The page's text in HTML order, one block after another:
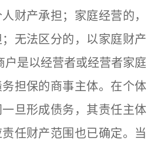
财产承担；家庭经营的，
无法区分的，以家庭财产
户是以经营者或经营者家庭
担保的商事主体。在个体
旦形成债务，其责任主体
任财产范围也已确定。当